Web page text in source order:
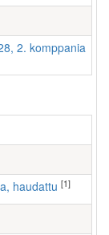
2. komppania
haudattu [1]